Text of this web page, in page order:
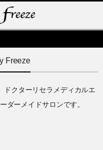
Freeze
ドクターリセラメディカルエ
ダーメイドサロンです。